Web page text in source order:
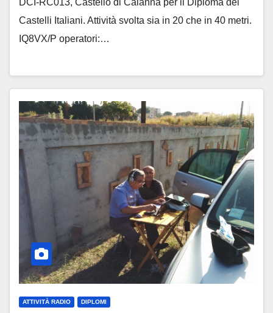
Castelli Italiani. Attività svolta sia in 20 che in 40 metri.
IQ8VX/P operatori:…
ATTIVITÀ RADIO DIPLOMI